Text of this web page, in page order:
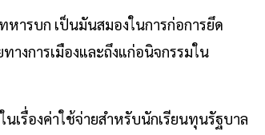
หารบก เป็นมันสมองในการก่อการยึด
งการเมืองและถึงแก่อนิจกรรมใน
นเรื่องค่าใช้จ่ายสำหรับนักเรียนทุนรัฐบาล